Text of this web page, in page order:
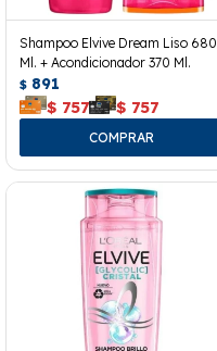
Shampoo Elvive Dream Liso 680
Ml. + Acondicionador 370 Ml.
$ 891
$ 757 $ 757